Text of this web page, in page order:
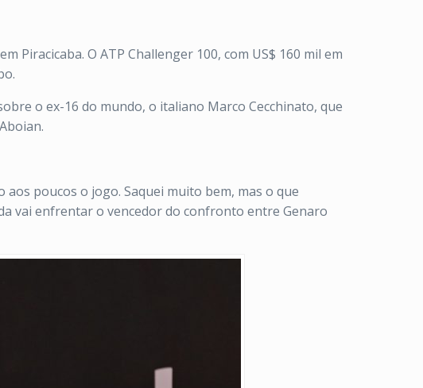
Piracicaba. O ATP Challenger 100, com US$ 160 mil em
o ex-16 do mundo, o italiano Marco Cecchinato, que
poucos o jogo. Saquei muito bem, mas o que
vai enfrentar o vencedor do confronto entre Genaro